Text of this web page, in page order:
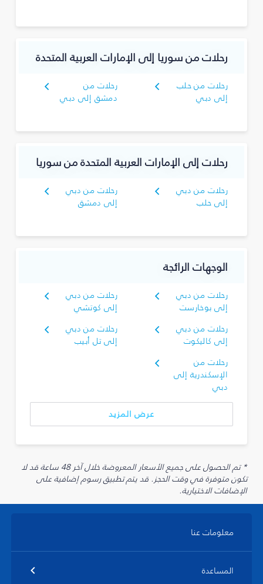
رحلات من سوريا إلى الإمارات العربية المتحدة
رحلات من حلب
إلى دبي
رحلات من
دمشق إلى دبي
رحلات إلى الإمارات العربية المتحدة من سوريا
رحلات من دبي
إلى حلب
رحلات من دبي
إلى دمشق
الوجهات الرائجة
رحلات من دبي
إلى بوخارست
رحلات من دبي
إلى كوتشي
رحلات من دبي
إلى كاليكوت
رحلات من دبي
إلى تل أبيب
رحلات من
الإسكندرية إلى
دبي
عرض المزيد
* تم الحصول على جميع الأسعار المعروضة خلال آخر 48 ساعة قد لا
تكون متوفرة في وقت الحجز. قد يتم تطبيق رسوم إضافية على
الإضافات الاختيارية.
معلومات عنا
المساعدة